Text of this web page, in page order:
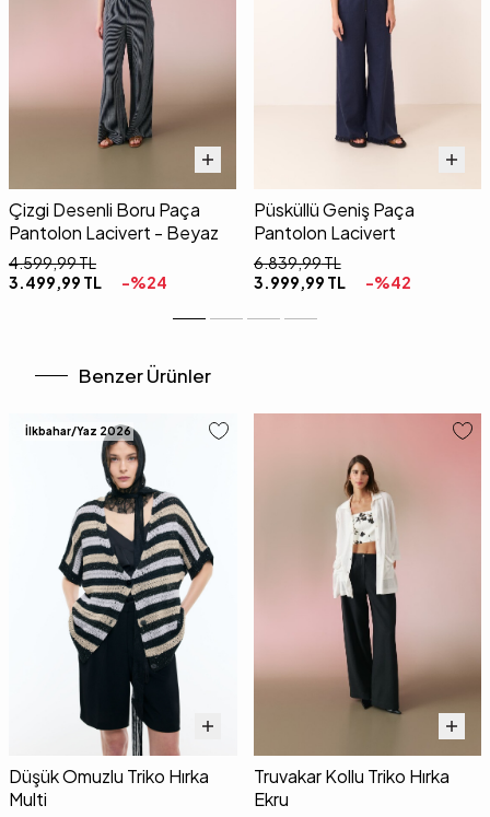
Çizgi Desenli Boru Paça
Pantolon Lacivert - Beyaz
4.599,99TL
3.499,99 TL -%24
Püsküllü Geniş Paça
Pantolon Lacivert
6.839,99TL
3.999,99 TL -%42
Benzer Ürünler
İlkbahar/Yaz 2026
Düşük Omuzlu Triko Hırka
Multi
Truvakar Kollu Triko Hırka
Ekru